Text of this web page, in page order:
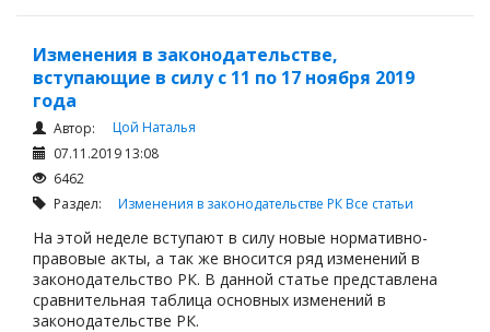
Изменения в законодательстве,
вступающие в силу с 11 по 17 ноября 2019
года
Автор:
Цой Наталья
07.11.2019 13:08
6462
Раздел: Изменения в законодательстве РКВсе статьи
На этой неделе вступают в силу новые нормативно-
правовые акты, а так же вносится ряд изменений в
законодательство РК. В данной статье представлена
сравнительная таблица основных изменений в
законодательстве РК.